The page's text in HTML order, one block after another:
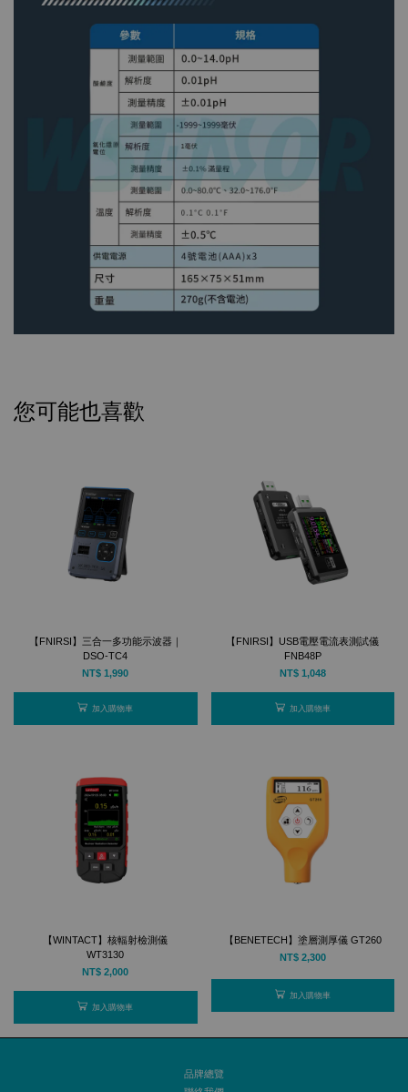
您可能也喜歡
【FNIRSI】三合一多功能示波器｜
DSO-TC4
NT$ 1,990
加入購物車
【FNIRSI】USB電壓電流表測試儀
FNB48P
NT$ 1,048
加入購物車
【WINTACT】核輻射檢測儀
WT3130
NT$ 2,000
加入購物車
【BENETECH】塗層測厚儀 GT260
NT$ 2,300
加入購物車
品牌總覽